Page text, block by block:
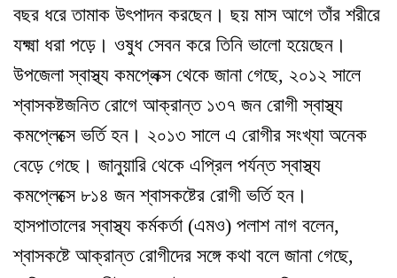
বছর ধরে তামাক উৎপাদন করছেন। ছয় মাস আগে তাঁর শরীরে
যক্ষ্মা ধরা পড়ে। ওষুধ সেবন করে তিনি ভালো হয়েছেন।
উপজেলা স্বাস্থ্য কমপ্লেক্স থেকে জানা গেছে, ২০১২ সালে
শ্বাসকষ্টজনিত রোগে আক্রান্ত ১৩৭ জন রোগী স্বাস্থ্য
কমপ্লেক্সে ভর্তি হন। ২০১৩ সালে এ রোগীর সংখ্যা অনেক
বেড়ে গেছে। জানুয়ারি থেকে এপ্রিল পর্যন্ত স্বাস্থ্য
কমপ্লেক্সে ৮১৪ জন শ্বাসকষ্টের রোগী ভর্তি হন।
হাসপাতালের স্বাস্থ্য কর্মকর্তা (এমও) পলাশ নাগ বলেন,
শ্বাসকষ্টে আক্রান্ত রোগীদের সঙ্গে কথা বলে জানা গেছে,